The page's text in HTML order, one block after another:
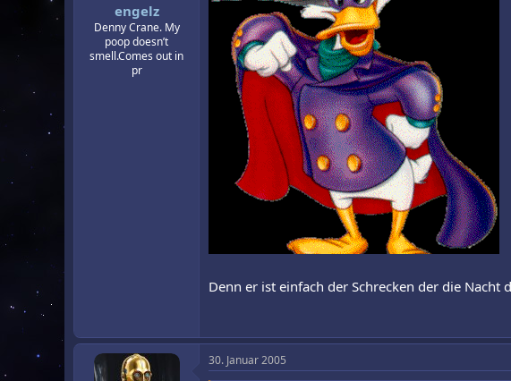
engelz
Denny Crane. My
poop doesn’t
smell.Comes out in
pr
Denn er ist einfach der Schrecken der die Nacht
30. Januar 2005